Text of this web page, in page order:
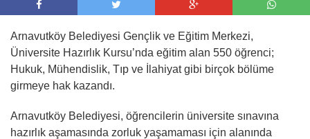
Arnavutköy Belediyesi Gençlik ve Eğitim Merkezi,
Üniversite Hazırlık Kursu’nda eğitim alan 550 öğrenci;
Hukuk, Mühendislik, Tıp ve İlahiyat gibi birçok bölüme
girmeye hak kazandı.
Arnavutköy Belediyesi, öğrencilerin üniversite sınavına
hazırlık aşamasında zorluk yaşamaması için alanında